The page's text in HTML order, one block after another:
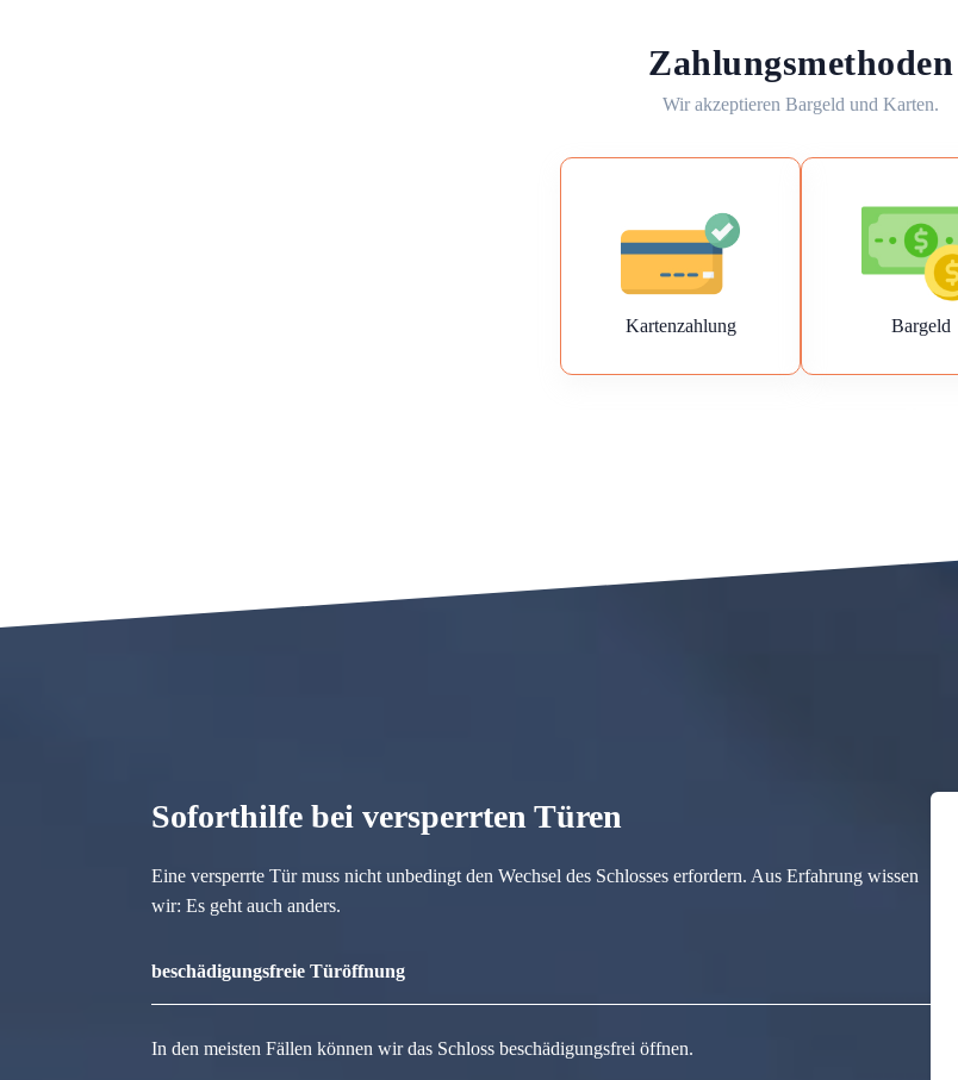
Zahlungsmethoden
Wir akzeptieren Bargeld und Karten.
Kartenzahlung Bargeld
Soforthilfe bei versperrten Türen
Eine versperrte Tür muss nicht unbedingt den Wechsel des Schlosses erfordern. Aus Erfahrung wissen
wir: Es geht auch anders.
beschädigungsfreie Türöffnung
In den meisten Fällen können wir das Schloss beschädigungsfrei öffnen.